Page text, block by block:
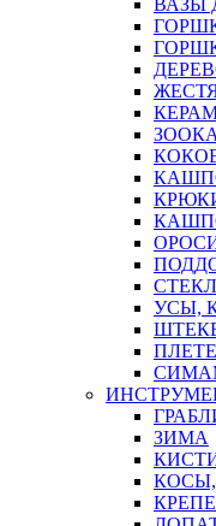
ВАЗЫ
УСЫ,
ЗИМА